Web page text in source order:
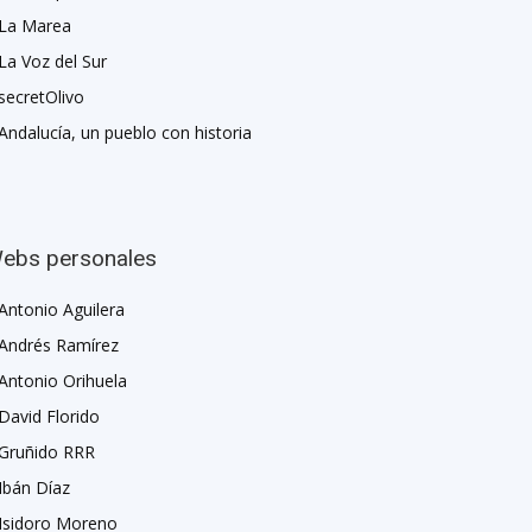
Marea
Voz del Sur
un pueblo con historia
personales
Aguilera
Ramírez
Orihuela
Florido
RRR
Díaz
Moreno